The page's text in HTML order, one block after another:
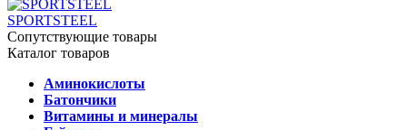
SPORTSTEEL
Сопутствующие товары
Каталог товаров
Аминокислоты
Батончики
Витамины и минералы